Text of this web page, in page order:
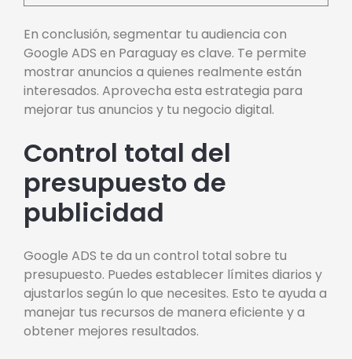
En conclusión, segmentar tu audiencia con
Google ADS en Paraguay es clave. Te permite
mostrar anuncios a quienes realmente están
interesados. Aprovecha esta estrategia para
mejorar tus anuncios y tu negocio digital.
Control total del
presupuesto de
publicidad
Google ADS te da un control total sobre tu
presupuesto. Puedes establecer límites diarios y
ajustarlos según lo que necesites. Esto te ayuda a
manejar tus recursos de manera eficiente y a
obtener mejores resultados.